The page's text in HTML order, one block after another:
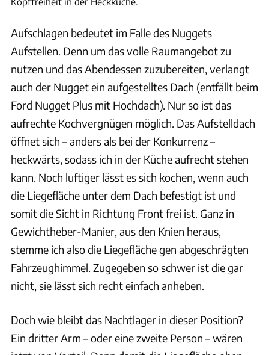
Aufschlagen bedeutet im Falle des Nuggets
Aufstellen. Denn um das volle Raumangebot zu
nutzen und das Abendessen zuzubereiten, verlangt
auch der Nugget ein aufgestelltes Dach (entfällt beim
Ford Nugget Plus mit Hochdach). Nur so ist das
aufrechte Kochvergnügen möglich. Das Aufstelldach
öffnet sich – anders als bei der Konkurrenz –
heckwärts, sodass ich in der Küche aufrecht stehen
kann. Noch luftiger lässt es sich kochen, wenn auch
die Liegefläche unter dem Dach befestigt ist und
somit die Sicht in Richtung Front frei ist. Ganz in
Gewichtheber-Manier, aus den Knien heraus,
stemme ich also die Liegefläche gen abgeschrägten
Fahrzeughimmel. Zugegeben so schwer ist die gar
nicht, sie lässt sich recht einfach anheben.
Doch wie bleibt das Nachtlager in dieser Position?
Ein dritter Arm – oder eine zweite Person – wären